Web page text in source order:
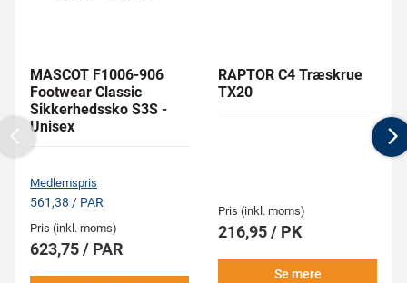
MASCOT F1006-906
Footwear Classic
Sikkerhedssko S3S -
Unisex
Medlemspris
561,38 / PAR
Pris (inkl. moms)
623,75 / PAR
RAPTOR C4 Træskrue
TX20
Pris (inkl. moms)
216,95 / PK
Se mere
Previous